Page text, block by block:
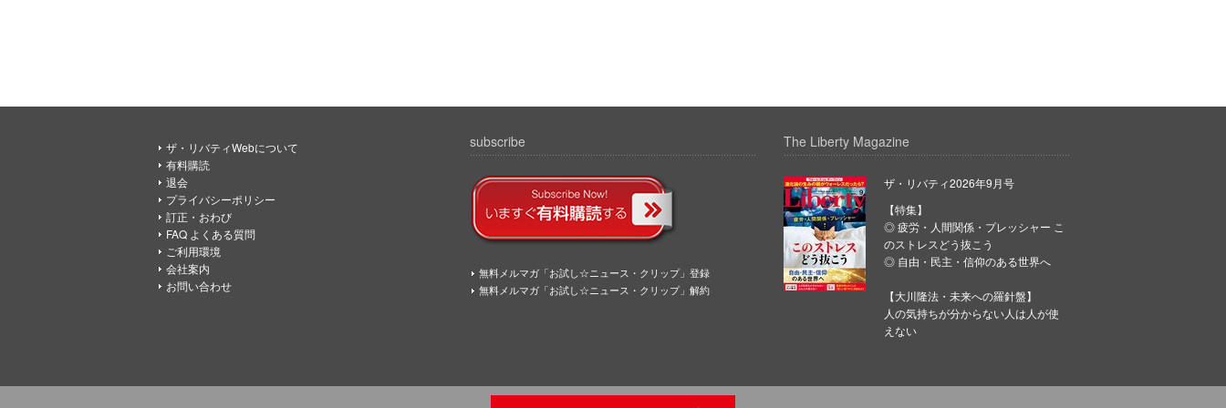
ザ・リバティWebについて
有料購読
退会
プライバシーポリシー
訂正・おわび
FAQ よくある質問
ご利用環境
会社案内
お問い合わせ
subscribe
無料メルマガ「お試し☆ニュース・クリップ」登録
無料メルマガ「お試し☆ニュース・クリップ」解約
The Liberty Magazine
ザ・リバティ2026年9月号
【特集】
◎ 疲労・人間関係・プレッシャー こ
のストレスどう抜こう
◎ 自由・民主・信仰のある世界へ
【大川隆法・未来への羅針盤】
人の気持ちが分からない人は人が使
えない